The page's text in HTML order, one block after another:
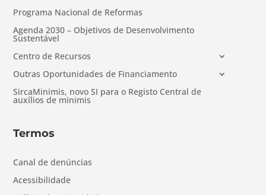
Programa Nacional de Reformas
Agenda 2030 – Objetivos de Desenvolvimento
Sustentável
Centro de Recursos
Outras Oportunidades de Financiamento
SircaMinimis, novo SI para o Registo Central de
auxílios de minimis
Termos
Canal de denúncias
Acessibilidade